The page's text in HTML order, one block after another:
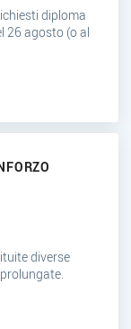
diploma
26 agosto (o al
diverse